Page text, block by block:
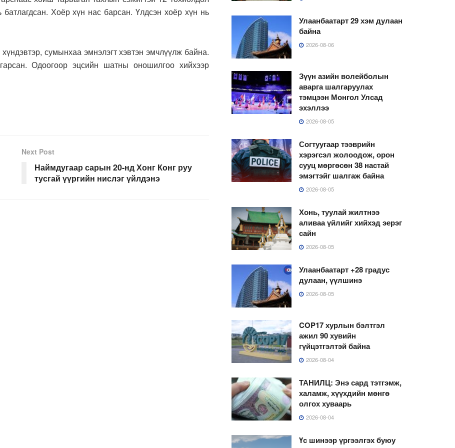
батлагдсан. Хоёр хүн нас барсан. Үлдсэн хоёр хүн нь
сумынхаа эмнэлэгт хэвтэн эмчлүүлж байна.
Одоогоор эцсийн шатны оношилгоо хийхээр
Next Post
Наймдугаар сарын 20-нд Хонг Конг руу
тусгай үүргийн нислэг үйлдэнэ
Улаанбаатарт 29 хэм дулаан
байна
2026-08-06
Зүүн азийн волейболын
аварга шалгаруулах
тэмцээн Монгол Улсад
эхэллээ
2026-08-05
Согтуугаар тээврийн
хэрэгсэл жолоодож, орон
сууц мөргөсөн 38 настай
эмэгтэйг шалгаж байна
2026-08-05
Хонь, туулай жилтнээ
аливаа үйлийг хийхэд эерэг
сайн
2026-08-05
Улаанбаатарт +28 градус
дулаан, үүлшинэ
2026-08-05
COP17 хурлын бэлтгэл
ажил 90 хувийн
гүйцэтгэлтэй байна
2026-08-04
ТАНИЛЦ: Энэ сард тэтгэмж,
халамж, хүүхдийн мөнгө
олгох хуваарь
2026-08-04
Үс шинээр үргээлгэх буюу